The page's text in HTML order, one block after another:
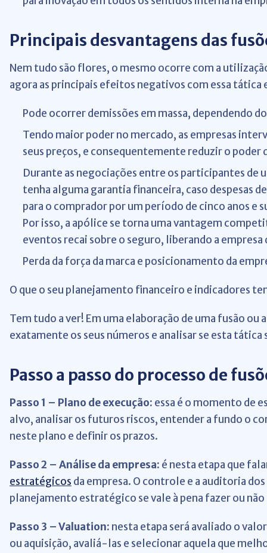
Principais desvantagens das
Nem tudo são flores, o mesmo ocorre com a
agora as principais efeitos negativos com essa tática
Pode ocorrer demissões em massa, dependendo
Tendo maior poder no mercado, as empresas
seus preços, e consequentemente reduzir o poder
Durante as negociações entre os participantes de
tenha alguma garantia financeira, caso despesas
para o comprador por um período de cinco anos e
Por isso, a apólice se torna uma vantagem
eventos recai sobre o seguro, liberando a
Perda da força da marca e posicionamento da
O que o seu planejamento financeiro e indicadores
Tem tudo a ver! Em uma elaboração de uma fusão
exatamente os seus números e analisar se esta
Passo a passo do processo de
Passo 1 – Plano de execução: essa é o momento de
alvo, analisar os futuros riscos, entender a fundo o
neste plano e definir os prazos.
Passo 2 – Análise da empresa: é nesta etapa que
estratégicos da empresa. O controle e a auditoria
planejamento estratégico se vale à pena fazer ou
Passo 3 – Valuation: nesta etapa será avaliado o
ou aquisição, avaliá-las e selecionar aquela que